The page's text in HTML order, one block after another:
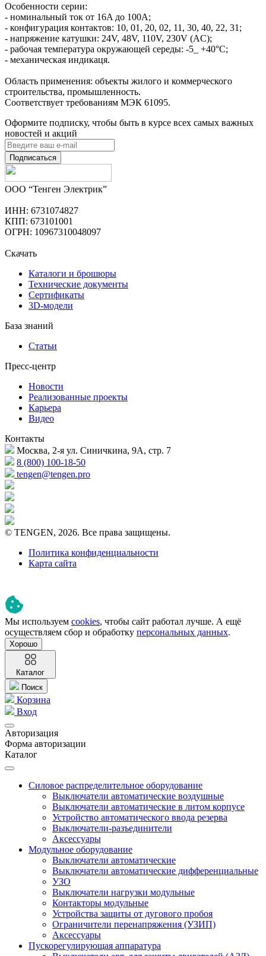
Особенности серии:
- номинальный ток от 16A до 100A;
- конфигурация контактов: 10, 01, 20, 02, 11, 30, 40, 22, 31;
- напряжение катушки: 24V, 48V, 110V, 230V (AC);
- рабочая температура окружающей середы: -5_ +40°С;
- механическая индикаця.
Область применения: объекты жилого и коммерческого
строительства, промышленность.
Соответствует требованиям МЭК 61095.
Оформите подписку, чтобы быть в курсе всех самых важных
новостей и акций
Подписаться
ООО “Тенген Электрик”
ИНН: 6731074827
КПП: 673101001
ОГРН: 10967310048097
Скачать
Каталоги и брошюры
Технические документы
Сертификаты
3D-модели
База знаний
Статьи
Пресс-центр
Новости
Реализованные проекты
Карьера
Видео
Контакты
Москва, 2-я ул. Синичкина, 9А, стр. 7
8 (800) 100-18-50
tengen@tengen.pro
© TENGEN, 2026. Все права защищены.
Политика конфиденциальности
Карта сайта
Мы используем cookies, чтобы сайт работал лучше. А ещё
осуществляем сбор и обработку персональных данных.
Хорошо
Каталог
Поиск
Корзина
Вход
Авторизация
Форма авторизации
Каталог
Силовое распределительное оборудование
Выключатели автоматические воздушные
Выключатели автоматические в литом корпусе
Устройство автоматического ввода резерва
Выключатели-разъединители
Аксессуары
Модульное оборудование
Выключатели автоматические
Выключатели автоматические дифференциальные
УЗО
Выключатели нагрузки модульные
Контакторы модульные
Устройства защиты от дугового пробоя
Ограничители перенапряжения (УЗИП)
Аксессуары
Пускорегулирующая аппаратура